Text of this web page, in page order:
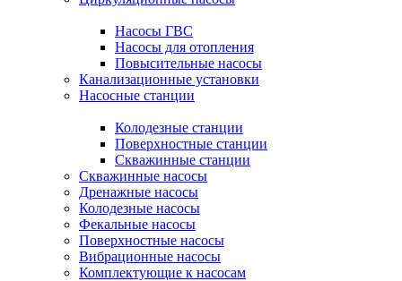
Насосы ГВС
Насосы для отопления
Повысительные насосы
Канализационные установки
Насосные станции
Колодезные станции
Поверхностные станции
Скважинные станции
Скважинные насосы
Дренажные насосы
Колодезные насосы
Фекальные насосы
Поверхностные насосы
Вибрационные насосы
Комплектующие к насосам